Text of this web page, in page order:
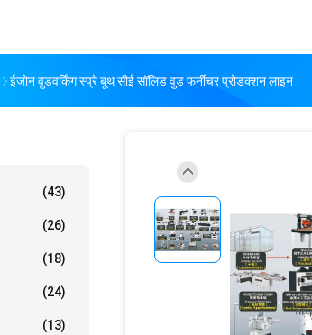
ईजोन वुडवर्किंग स्प्रे बूथ सीई सॉलिड वुड फर्नीचर प्रोडक्शन लाइन
(43)
(26)
(18)
(24)
(13)